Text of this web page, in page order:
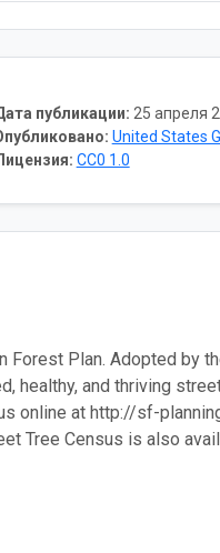
публикации: 25 апреля
United States
CC0 1.0
Forest Plan. Adopted by
healthy, and thriving
online at http://sf-
Tree Census is also